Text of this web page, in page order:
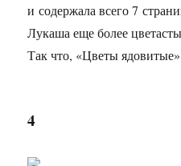
и содержала всего 7
Лукаша еще более
Так что, «Цветы
4